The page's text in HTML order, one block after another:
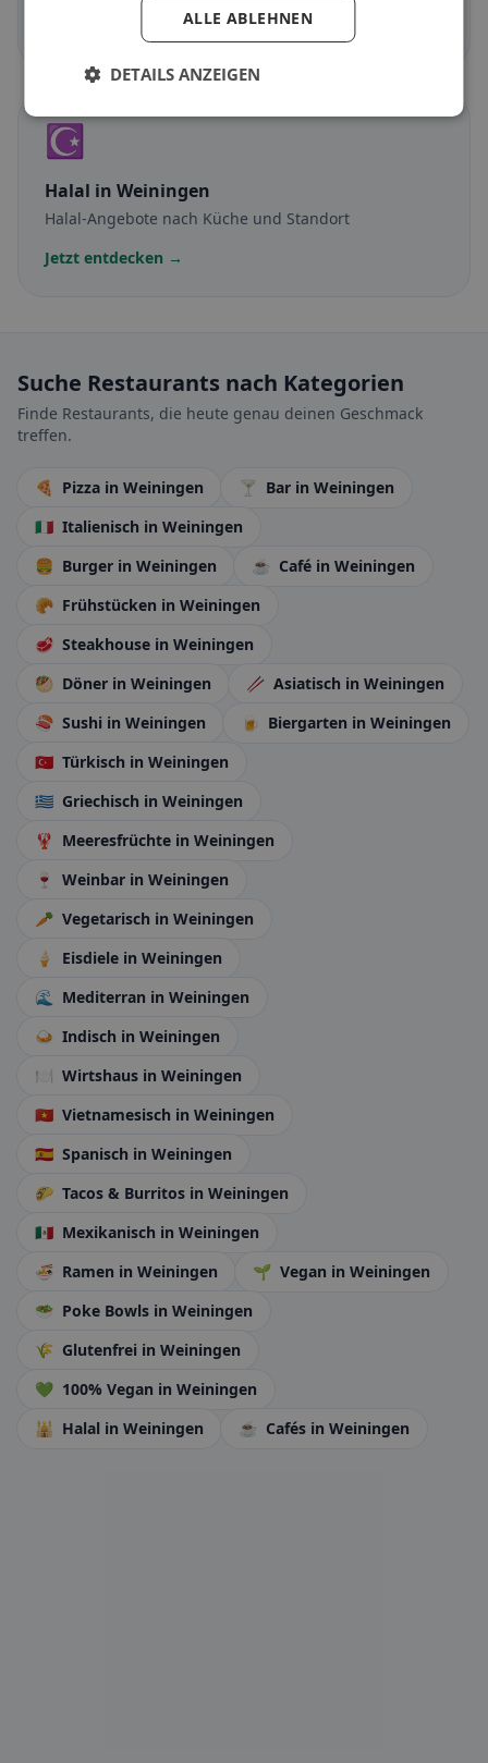
☪️
Halal in Weiningen
Halal-Angebote nach Küche und Standort
Jetzt entdecken →
Suche Restaurants nach Kategorien
Finde Restaurants, die heute genau deinen Geschmack
treffen.
🍕 Pizza in Weiningen 🍸 Bar in Weiningen
🇮🇹 Italienisch in Weiningen
🍔 Burger in Weiningen ☕ Café in Weiningen
🥐 Frühstücken in Weiningen
🥩 Steakhouse in Weiningen
🥙 Döner in Weiningen 🥢 Asiatisch in Weiningen
🍣 Sushi in Weiningen 🍺 Biergarten in Weiningen
🇹🇷 Türkisch in Weiningen
🇬🇷 Griechisch in Weiningen
🦞 Meeresfrüchte in Weiningen
🍷
Weinbar in Weiningen
🥕 Vegetarisch in Weiningen
🍦
Eisdiele in Weiningen
🌊
Mediterran in Weiningen
🍛 Indisch in Weiningen
🍽️ Wirtshaus in Weiningen
🇻🇳 Vietnamesisch in Weiningen
🇪🇸 Spanisch in Weiningen
🌮 Tacos & Burritos in Weiningen
🇲🇽 Mexikanisch in Weiningen
🍜 Ramen in Weiningen 🌱 Vegan in Weiningen
🥗 Poke Bowls in Weiningen
🌾 Glutenfrei in Weiningen
💚 100% Vegan in Weiningen
🕌 Halal in Weiningen ☕ Cafés in Weiningen
ALLE ABLEHNEN
DETAILS ANZEIGEN